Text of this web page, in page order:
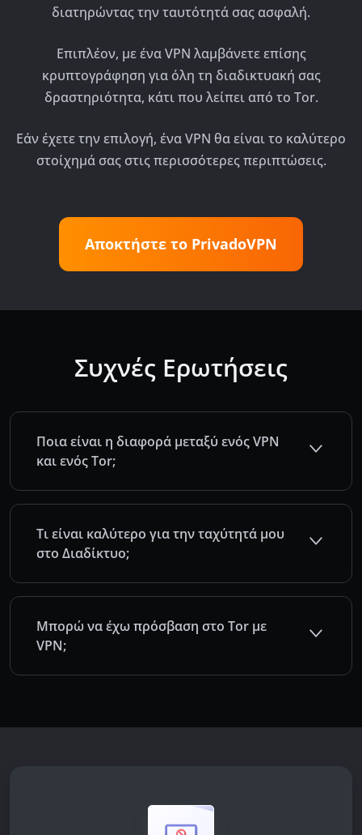
διατηρώντας την ταυτότητά σας ασφαλή.
Επιπλέον, με ένα VPN λαμβάνετε επίσης
κρυπτογράφηση για όλη τη διαδικτυακή σας
δραστηριότητα, κάτι που λείπει από το Tor.
Εάν έχετε την επιλογή, ένα VPN θα είναι το καλύτερο
στοίχημά σας στις περισσότερες περιπτώσεις.
Αποκτήστε το PrivadoVPN
Συχνές Ερωτήσεις
Ποια είναι η διαφορά μεταξύ ενός VPN
και ενός Tor;
Τι είναι καλύτερο για την ταχύτητά μου
στο Διαδίκτυο;
Μπορώ να έχω πρόσβαση στο Tor με
VPN;